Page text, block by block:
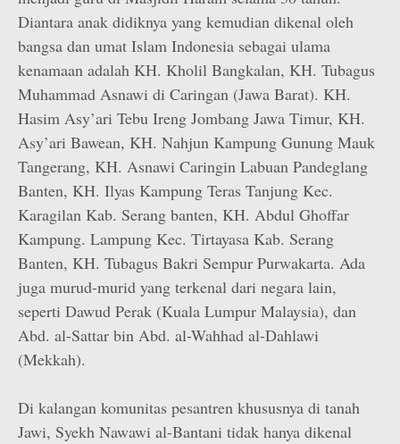
Diantara anak didiknya yang kemudian dikenal oleh
bangsa dan umat Islam Indonesia sebagai ulama
kenamaan adalah KH. Kholil Bangkalan, KH. Tubagus
Muhammad Asnawi di Caringan (Jawa Barat). KH.
Hasim Asy’ari Tebu Ireng Jombang Jawa Timur, KH.
Asy’ari Bawean, KH. Nahjun Kampung Gunung Mauk
Tangerang, KH. Asnawi Caringin Labuan Pandeglang
Banten, KH. Ilyas Kampung Teras Tanjung Kec.
Karagilan Kab. Serang banten, KH. Abdul Ghoffar
Kampung. Lampung Kec. Tirtayasa Kab. Serang
Banten, KH. Tubagus Bakri Sempur Purwakarta. Ada
juga murud-murid yang terkenal dari negara lain,
seperti Dawud Perak (Kuala Lumpur Malaysia), dan
Abd. al-Sattar bin Abd. al-Wahhad al-Dahlawi
(Mekkah).
Di kalangan komunitas pesantren khususnya di tanah
Jawi, Syekh Nawawi al-Bantani tidak hanya dikenal